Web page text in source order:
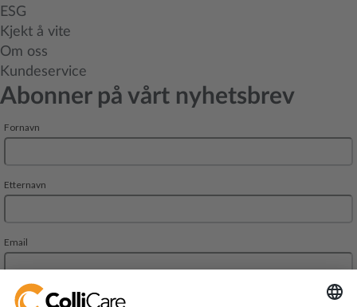
ESG
Kjekt å vite
Om oss
Kundeservice
Abonner på vårt nyhetsbrev